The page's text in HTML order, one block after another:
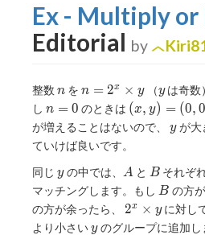
Ex - Multiply or
Editorial by
整数 n
n を n=2^x\times
y
n = 2x × y（y
yは奇数
し n=0
n = 0 のときは (x,y)=
(0,0)
(x, y) = (0, 0
が増えることはないので、 y
yが大
ていけば良いです。
同じ y
yの中では、 A
A と B
B それぞ
マッチングします。もし B
B の方
の方が余ったら、 2^x\times
y
2x × yに対し
より小さいy
yのグループに追加し